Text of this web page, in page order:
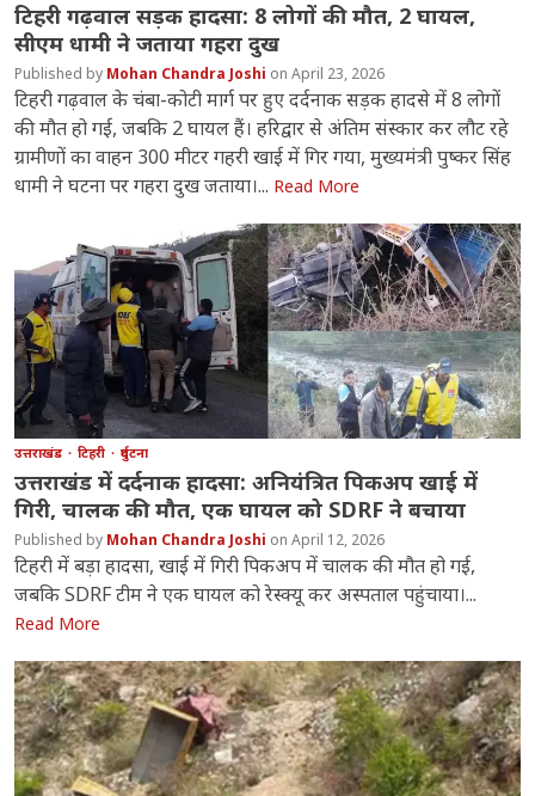
टिहरी गढ़वाल सड़क हादसा: 8 लोगों की मौत, 2 घायल,
सीएम धामी ने जताया गहरा दुख
Mohan Chandra Joshi April 23, 2026
टिहरी गढ़वाल के चंबा-कोटी मार्ग पर हुए दर्दनाक सड़क हादसे में 8 लोगों
की मौत हो गई, जबकि 2 घायल हैं। हरिद्वार से अंतिम संस्कार कर लौट रहे
ग्रामीणों का वाहन 300 मीटर गहरी खाई में गिर गया, मुख्यमंत्री पुष्कर सिंह
धामी ने घटना पर गहरा दुख जताया।... Read More
उत्तराखंड टिहरी दुर्घटना
उत्तराखंड में दर्दनाक हादसा: अनियंत्रित पिकअप खाई में
गिरी, चालक की मौत, एक घायल को SDRF ने बचाया
Mohan Chandra Joshi April 12, 2026
टिहरी में बड़ा हादसा, खाई में गिरी पिकअप में चालक की मौत हो गई,
जबकि SDRF टीम ने एक घायल को रेस्क्यू कर अस्पताल पहुंचाया।...
Read More